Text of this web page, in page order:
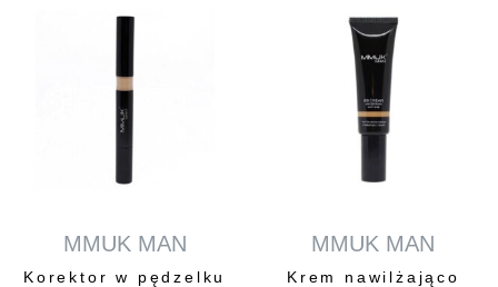
MMUK MAN
Korektor w pędzelku
MMUK MAN
Krem nawilżająco